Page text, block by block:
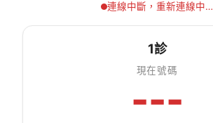
連線中斷，重新連線中…
1診
現在號碼
---